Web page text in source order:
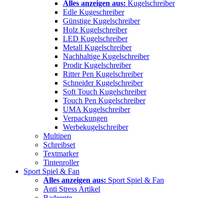
Alles anzeigen aus: Kugelschreiber
Edle Kugeschreiber
Günstige Kugelschreiber
Holz Kugelschreiber
LED Kugelschreiber
Metall Kugelschreiber
Nachhaltige Kugelschreiber
Prodir Kugelschreiber
Ritter Pen Kugelschreiber
Schneider Kugelschreiber
Soft Touch Kugelschreiber
Touch Pen Kugelschreiber
UMA Kugelschreiber
Verpackungen
Werbekugelschreiber
Multipen
Schreibset
Textmarker
Tintenroller
Sport Spiel & Fan
Alles anzeigen aus: Sport Spiel & Fan
Anti Stress Artikel